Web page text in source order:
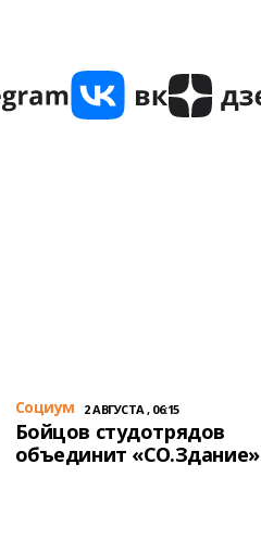
Cоциум 2 АВГУСТА , 06:15
Бойцов студотрядов
объединит «СО.Здание»